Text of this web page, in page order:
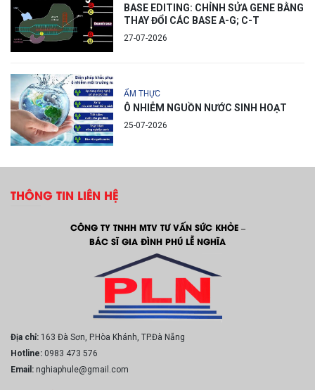
BASE EDITING: CHỈNH SỬA GENE BẰNG
THAY ĐỔI CÁC BASE A-G; C-T
27-07-2026
ẨM THỰC
Ô NHIỄM NGUỒN NƯỚC SINH HOẠT
25-07-2026
THÔNG TIN LIÊN HỆ
CÔNG TY TNHH MTV TƯ VẤN SỨC KHỎE –
BÁC SĨ GIA ĐÌNH PHÚ LỄ NGHĨA
Địa chỉ: 163 Đà Sơn, P.Hòa Khánh, TP.Đà Nẵng
Hotline: 0983 473 576
Email: nghiaphule@gmail.com